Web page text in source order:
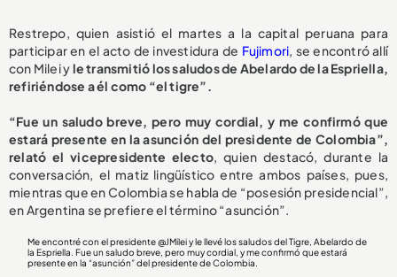
Restrepo, quien asistió el martes a la capital peruana para
participar en el acto de investidura de Fujimori, se encontró allí
con Milei yle transmitió los saludos de Abelardo de la Espriella,
refiriéndose a él como “el tigre”.
“Fue un saludo breve, pero muy cordial, y me confirmó que
estará presente en la asunción del presidente de Colombia”,
relató el vicepresidente electo, quien destacó, durante la
conversación, el matiz lingüístico entre ambos países, pues,
mientras que en Colombia se habla de “posesión presidencial”,
en Argentina se prefiere el término “asunción”.
Me encontré con el presidente@JMileiy le llevé los saludos del Tigre, Abelardo de
la Espriella. Fue un saludo breve, pero muy cordial, y me confirmó que estará
presente en la “asunción” del presidente de Colombia.